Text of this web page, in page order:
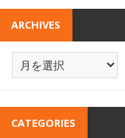
ARCHIVES
CATEGORIES